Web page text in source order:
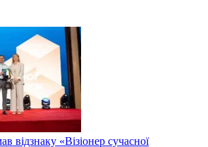
відзнаку «Візіонер сучасної